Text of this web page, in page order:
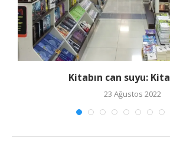
Kitabın can suyu:
23 Ağustos 2022